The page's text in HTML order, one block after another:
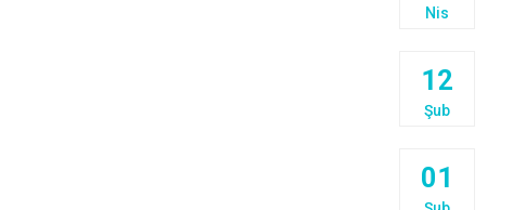
Nis
12
Şub
01